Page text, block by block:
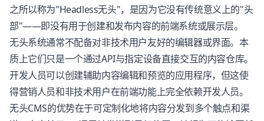
之所以称为"Headless无头"，是因为它没有传统意义上的"头
部"——即没有用于创建和发布内容的前端系统或展示层。
无头系统通常不配备对非技术用户友好的编辑器或界面。本
质上它们只是一个通过API与指定设备直接交互的内容仓库。
开发人员可以创建辅助内容编辑和预览的应用程序，但这使
得营销人员和非技术用户在前端功能上完全依赖开发人员。
无头CMS的优势在于可定制化地将内容分发到多个触点和渠